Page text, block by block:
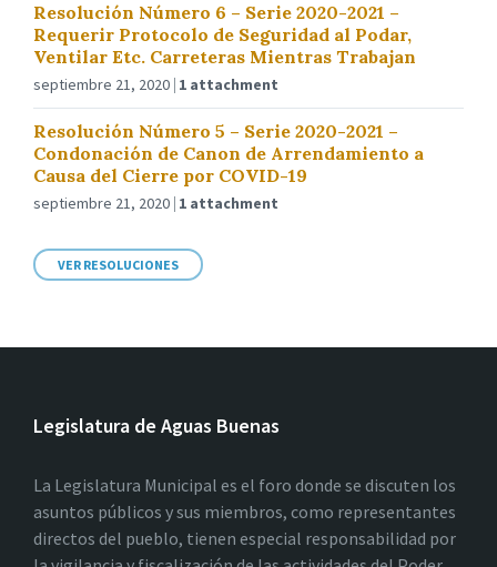
Resolución Número 6 – Serie 2020-2021 –
Requerir Protocolo de Seguridad al Podar,
Ventilar Etc. Carreteras Mientras Trabajan
septiembre 21, 2020 1 attachment
Resolución Número 5 – Serie 2020-2021 –
Condonación de Canon de Arrendamiento a
Causa del Cierre por COVID-19
septiembre 21, 2020 1 attachment
VER RESOLUCIONES
Legislatura de Aguas Buenas
La Legislatura Municipal es el foro donde se discuten los
asuntos públicos y sus miembros, como representantes
directos del pueblo, tienen especial responsabilidad por